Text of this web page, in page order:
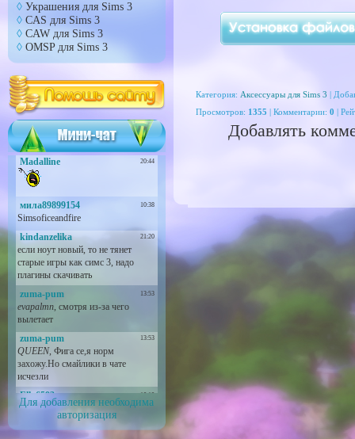
Украшения для Sims 3
CAS для Sims 3
CAW для Sims 3
OMSP для Sims 3
Для добавления необходима
авторизация
Категория: Аксессуары для Sims 3 |
Просмотров: 1355 | Комментарии: 0 |
Добавлять